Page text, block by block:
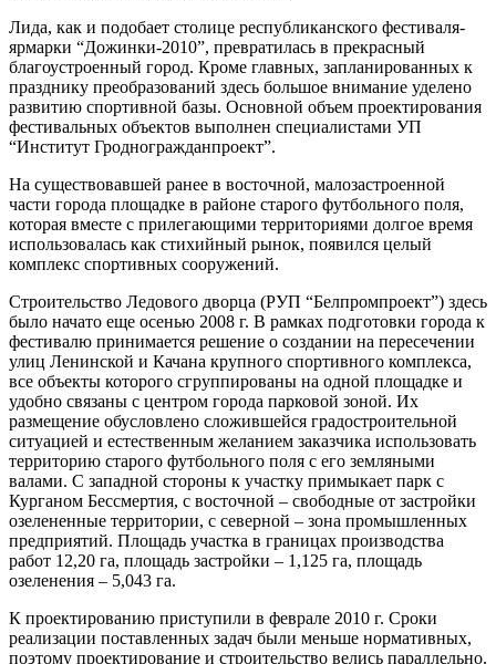
Лида, как и подобает столице республиканского фестиваля-
ярмарки “Дожинки-2010”, превратилась в прекрасный
благоустроенный город. Кроме главных, запланированных к
празднику преобразований здесь большое внимание уделено
развитию спортивной базы. Основной объем проектирования
фестивальных объектов выполнен специалистами УП
“Институт Гродногражданпроект”.
На существовавшей ранее в восточной, малозастроенной
части города площадке в районе старого футбольного поля,
которая вместе с прилегающими территориями долгое время
использовалась как стихийный рынок, появился целый
комплекс спортивных сооружений.
Строительство Ледового дворца (РУП “Белпромпроект”) здесь
было начато еще осенью 2008 г. В рамках подготовки города к
фестивалю принимается решение о создании на пересечении
улиц Ленинской и Качана крупного спортивного комплекса,
все объекты которого сгруппированы на одной площадке и
удобно связаны с центром города парковой зоной. Их
размещение обусловлено сложившейся градостроительной
ситуацией и естественным желанием заказчика использовать
территорию старого футбольного поля с его земляными
валами. С западной стороны к участку примыкает парк с
Курганом Бессмертия, с восточной – свободные от застройки
озелененные территории, с северной – зона промышленных
предприятий. Площадь участка в границах производства
работ 12,20 га, площадь застройки – 1,125 га, площадь
озеленения – 5,043 га.
К проектированию приступили в феврале 2010 г. Сроки
реализации поставленных задач были меньше нормативных,
поэтому проектирование и строительство велись параллельно.